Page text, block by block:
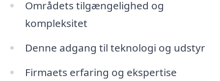
Områdets tilgængelighed og
kompleksitet
Denne adgang til teknologi og udstyr
Firmaets erfaring og ekspertise